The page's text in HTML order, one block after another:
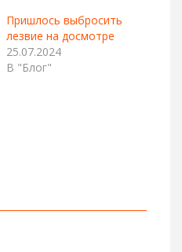
Пришлось выбросить
лезвие на досмотре
25.07.2024
В "Блог"